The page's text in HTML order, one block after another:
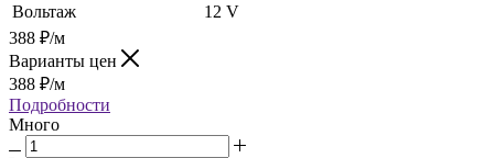
Вольтаж
12 V
388 ₽/м
Варианты цен
388 ₽/м
Подробности
Много